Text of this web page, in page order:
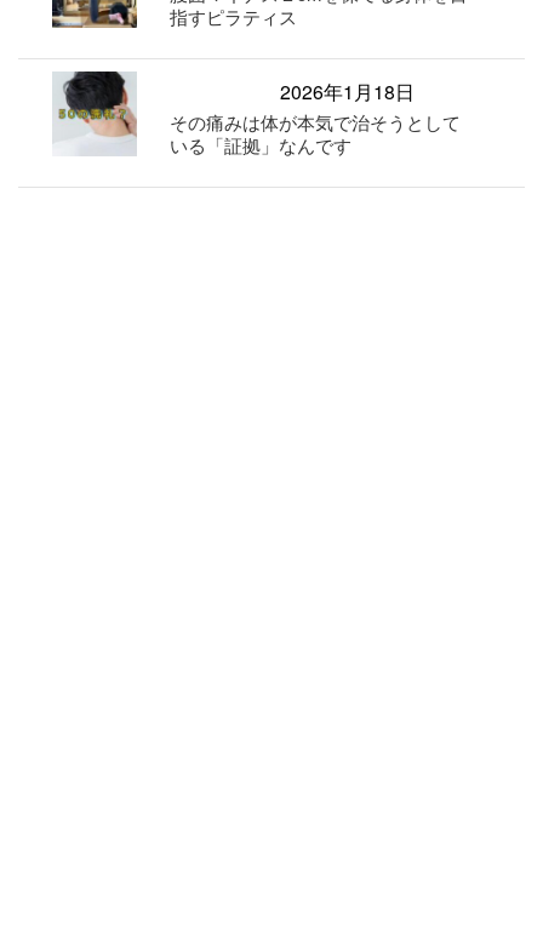
指すピラティス
2026年1月18日
その痛みは体が本気で治そうとして
いる「証拠」なんです